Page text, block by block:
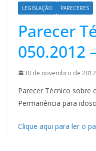
LEGISLAÇÃO PARECERES
Parecer
050.2012
30 de novembro de 2012
Parecer Técnico sobre
Permanência para
Clique aqui para ler o